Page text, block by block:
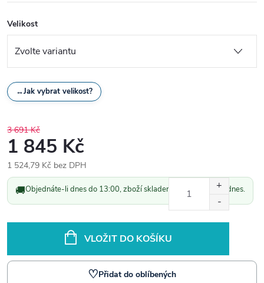
Velikost
↔Jak vybrat velikost?
3 691 Kč
1 845 Kč
1 524,79 Kč bez DPH
Měrná
cena:
🚚Objednáte-li dnes do 13:00, zboží skladem odešleme ještě dnes.
VLOŽIT DO KOŠÍKU
♡Přidat do oblíbených